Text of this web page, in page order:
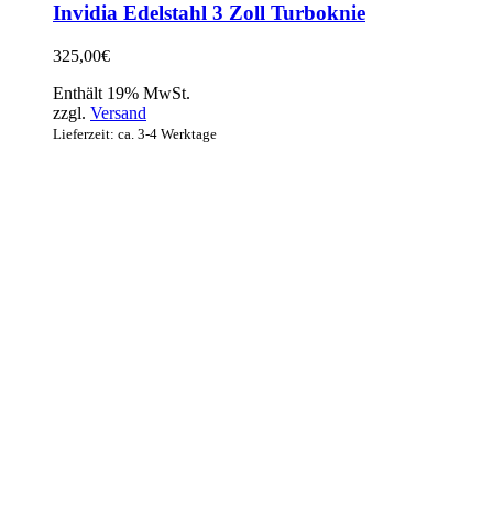
Invidia Edelstahl 3 Zoll Turboknie
325,00€
Enthält 19% MwSt.
zzgl. Versand
Lieferzeit: ca. 3-4 Werktage